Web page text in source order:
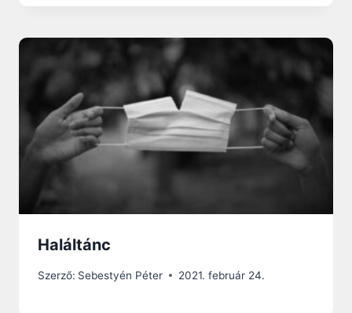
Haláltánc
Szerző: Sebestyén Péter 2021. február 24.